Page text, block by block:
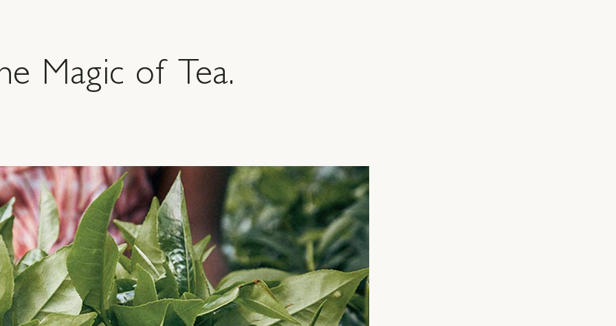
Magic of Tea.